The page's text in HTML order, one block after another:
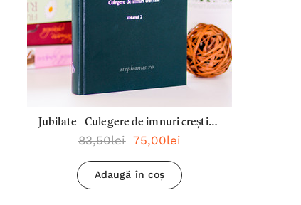
Jubilate - Culegere de imnuri creștine
Vol. 2
83,50lei 75,00lei
Adaugă în coș